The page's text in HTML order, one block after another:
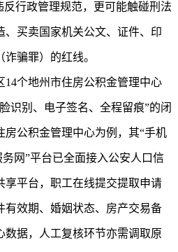
反行政管理规范，更可能触碰刑法
、买卖国家机关公文、证件、印
骗罪）的红线。
个地州市住房公积金管理中心
识别、电子签名、全程留痕”的闭
公积金管理中心为例，其“手机
网”平台已全面接入公安人口信
享平台，职工在线提交提取申请
有效期、婚姻状态、房产交易备
数据，人工复核环节亦需调取原